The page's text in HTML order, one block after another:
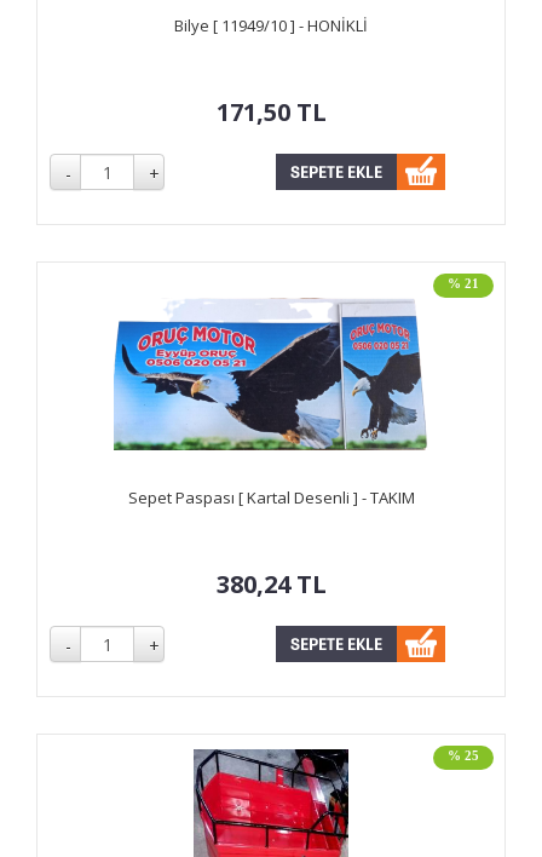
Bilye [ 11949/10 ] - HONİKLİ
171,50 TL
% 21
Sepet Paspası [ Kartal Desenli ] - TAKIM
380,24TL
% 25